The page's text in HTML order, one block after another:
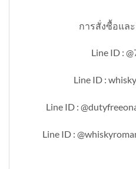
การสั่งซื้อแล
Line ID :
Line ID :
Line ID :
Line ID :